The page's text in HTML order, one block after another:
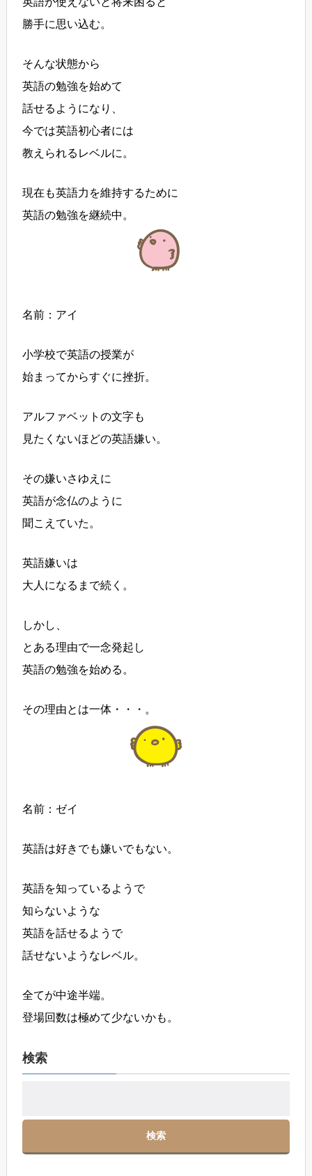
勝手に思い込む。
そんな状態から
英語の勉強を始めて
話せるようになり、
今では英語初心者には
教えられるレベルに。
現在も英語力を維持するために
英語の勉強を継続中。
名前：アイ
小学校で英語の授業が
始まってからすぐに挫折。
アルファベットの文字も
見たくないほどの英語嫌い。
その嫌いさゆえに
英語が念仏のように
聞こえていた。
英語嫌いは
大人になるまで続く。
しかし、
とある理由で一念発起し
英語の勉強を始める。
その理由とは一体・・・。
名前：ゼイ
英語は好きでも嫌いでもない。
英語を知っているようで
知らないような
英語を話せるようで
話せないようなレベル。
全てが中途半端。
登場回数は極めて少ないかも。
検索